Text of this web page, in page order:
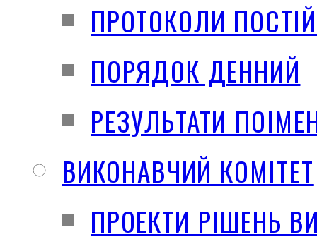
ПРОТОКОЛИ
ПОРЯДОК ДЕННИЙ
РЕЗУЛЬТАТИ
ВИКОНАВЧИЙ КОМІТЕТ
ПРОЕКТИ РІШЕНЬ